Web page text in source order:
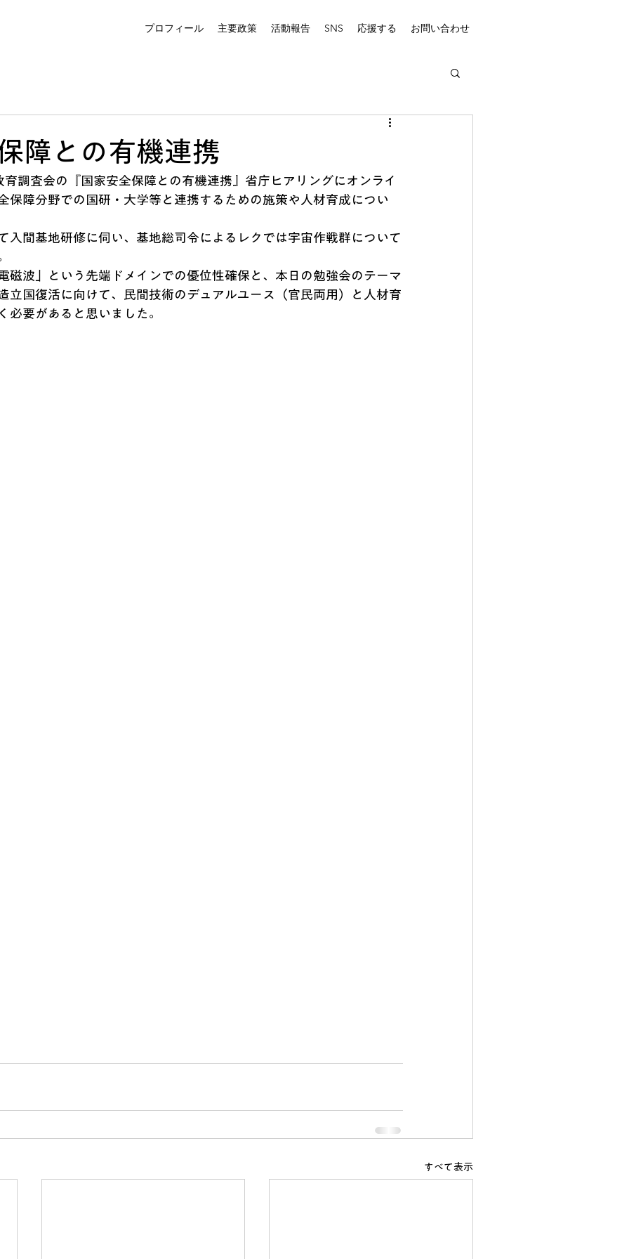
プロフィール 主要政策 活動報告 SNS 応援する お問い合わせ
障との有機連携
調査会の『国家安全保障との有機連携』省庁ヒアリングにオンライ
保障分野での国研・大学等と連携するための施策や人材育成につい
入間基地研修に伺い、基地総司令によるレクでは宇宙作戦群について
磁波」という先端ドメインでの優位性確保と、本日の勉強会のテーマ
立国復活に向けて、民間技術のデュアルユース（官民両用）と人材育
必要があると思いました。
すべて表示